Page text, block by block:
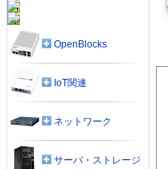
OpenBlocks
IoT関連
ネットワーク
サーバ・ストレージ